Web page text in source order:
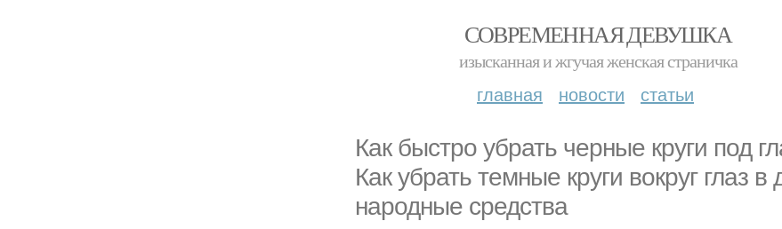
СОВРЕМЕННАЯ ДЕВУШКА
изысканная и жгучая женская страничка
главная новости статьи
Как быстро убрать черные круги под
Как убрать темные круги вокруг глаз
народные средства